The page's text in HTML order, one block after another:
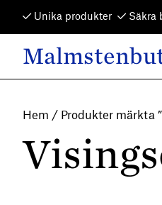
Unika produkter Säkra
Main Navigation
Hem / Produkter märkta